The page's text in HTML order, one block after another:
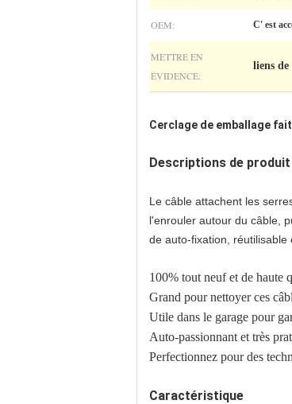
OEM: C' est
METTRE EN
ÉVIDENCE:
liens de
Cerclage de emballage
Descriptions de produit
Le câble attachent les
l'enrouler autour du câble,
de auto-fixation,
100% tout neuf et de haute
Grand pour nettoyer ces
Utile dans le garage pour
Auto-passionnant et très
Perfectionnez pour des
Caractéristique